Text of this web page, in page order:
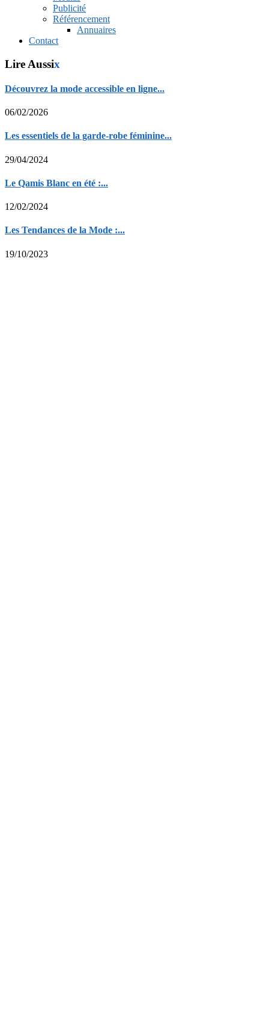
Publicité
Référencement
Annuaires
Contact
Lire Aussix
Découvrez la mode accessible en ligne...
06/02/2026
Les essentiels de la garde-robe féminine...
29/04/2024
Le Qamis Blanc en été :...
12/02/2024
Les Tendances de la Mode :...
19/10/2023